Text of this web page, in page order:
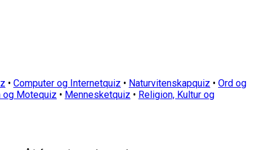
• Computer og Internetquiz • Naturvitenskapquiz • Ord og
og Motequiz • Mennesketquiz • Religion, Kultur og